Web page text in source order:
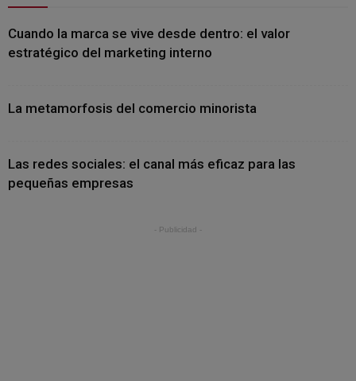
Cuando la marca se vive desde dentro: el valor
estratégico del marketing interno
La metamorfosis del comercio minorista
Las redes sociales: el canal más eficaz para las
pequeñas empresas
- Publicidad -